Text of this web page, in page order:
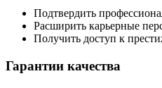
Подтвердить
Расширить карьерные
Получить доступ к
Гарантии качества